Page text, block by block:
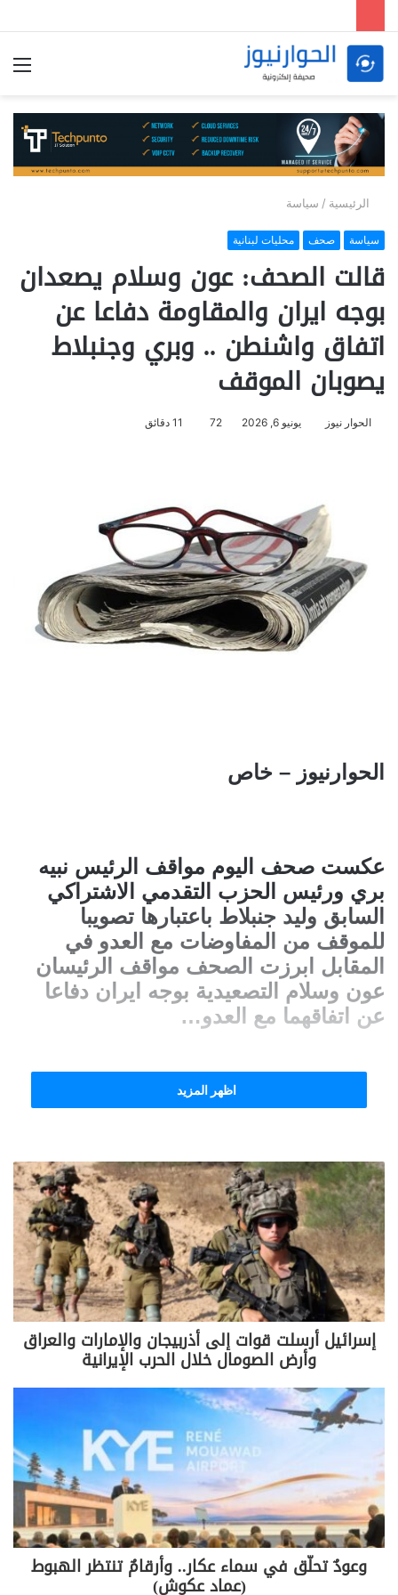
الرئيسية / سياسة
سياسة صحف محليات لبنانية
قالت الصحف: عون وسلام يصعدان
بوجه ايران والمقاومة دفاعا عن
اتفاق واشنطن .. وبري وجنبلاط
يصوبان الموقف
الحوار نيوز يونيو 6, 2026 72
الحوارنيوز – خاص
عكست صحف اليوم مواقف الرئيس نبيه
بري ورئيس الحزب التقدمي الاشتراكي
السابق وليد جنبلاط باعتبارها تصويبا
للموقف من المفاوضات مع العدو في
المقابل ابرزت الصحف مواقف الرئيسان
عون وسلام التصعيدية بوجه ايران دفاعا
عن اتفاقهما مع العدو…
ماذا في التفاصيل؟
صحيفة الاخبار عنونت: برّي فجّر لغم
واشنطن وجنبلاط حذّر من تكرار تجربة
أوسلو
عون وسلام: تهديد اللبنانيين والإيرانيين
ومدّ اليد لإسرائيل
وكتبت تقول:
بينما كان يُفترض برئيسَي الجمهورية
والحكومة جوزيف عون ونواف سلام
الاهتمام بالدفاع عن بلدهما ومساعدة
الناس، في مواجهة العدوان الإسرائيلي،
فقد اختار رجلا الوصاية الأميركية –
السعودية أن ينضمّا إلى الحرب المُعلنة ضدّ
اظهر المزيد
إسرائيل أرسلت قوات إلى أذربيجان والإمارات والعراق
وأرض الصومال خلال الحرب الإيرانية
وعودٌ تحلّق في سماء عكار.. وأرقامٌ تنتظر الهبوط
(عماد عكوش)